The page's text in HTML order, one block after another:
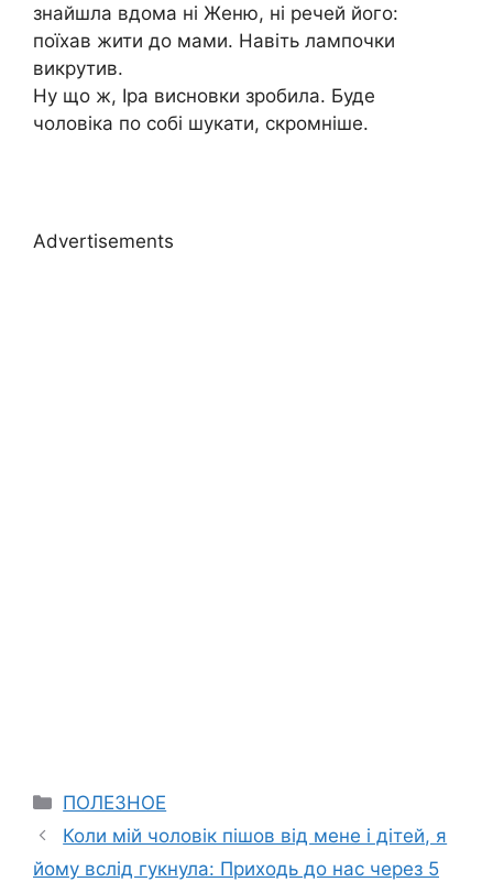
знайшла вдома ні Женю, ні речей його:
поїхав жити до мами. Навіть лампочки
викрутив.
Ну що ж, Іра висновки зробила. Буде
чоловіка по собі шукати, скромніше.
Advertisements
Categories
ПОЛЕЗНОЕ
Коли мій чоловік пішов від мене і дітей, я
йому вслід гукнула: Приходь до нас через 5